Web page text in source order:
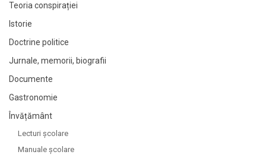
Teoria conspirației
Istorie
Doctrine politice
Jurnale, memorii, biografii
Documente
Gastronomie
Învățământ
Lecturi şcolare
Manuale şcolare